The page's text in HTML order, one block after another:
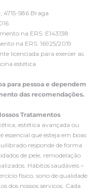
4715-586 Braga
na ERS: E143138
na ERS: 16925/2019
licenciada para exercer as
estética
para pessoa e dependem
das recomendações.
Tratamentos
estética avançada ou
que esteja em boas
responde de forma
de pele, remodelação
Hábitos saudáveis –
físico, sono de qualidade
dos nossos serviços. Cada